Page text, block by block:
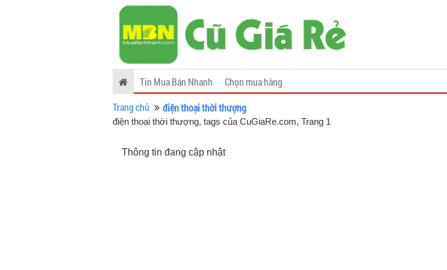
Tin Mua Bán Nhanh
Chọn mua hàng
Trang chủ
điện thoại thời thượng
điện thoại thời thượng, tags của CuGiaRe.com, Trang 1
Thông tin đang cập nhật